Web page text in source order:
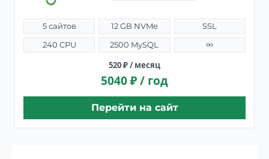
5 сайтов 12 GB NVMe
SSL
240 CPU
2500 MySQL ∞
520 ₽ / месяц
5040 ₽ / год
Перейти на сайт